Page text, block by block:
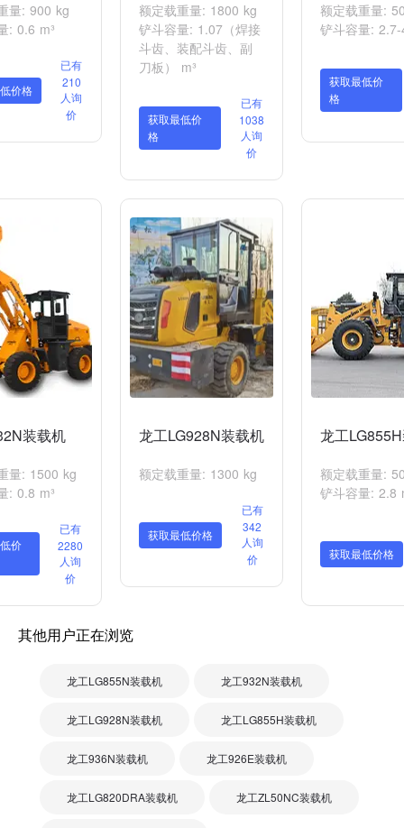
量: 900 kg
: 0.6 m³
价格
已有
210
人询
价
额定载重量: 1800 kg
铲斗容量: 1.07（焊接
斗齿、装配斗齿、副
刀板） m³
获取最低价
格
已有
1038
人询
价
额定载重量:
铲斗容量: 2.7-
获取最低价
格
装载机
量: 1500 kg
: 0.8 m³
价
已有
2280
人询
价
龙工LG928N装载机
额定载重量: 1300 kg
获取最低价格
已有
342
人询
价
龙工
额定载重量:
铲斗容量: 2.8
获取最低价格
其他用户正在浏览
龙工LG855N装载机 龙工932N装载机
龙工LG928N装载机 龙工LG855H装载机
龙工936N装载机 龙工926E装载机
龙工LG820DRA装载机 龙工ZL50NC装载机